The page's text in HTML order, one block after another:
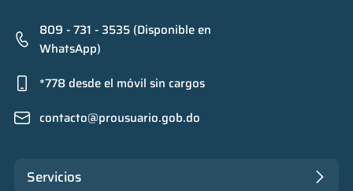
809 - 731 - 3535 (Disponible en
WhatsApp)
*778 desde el móvil sin cargos
contacto@prousuario.gob.do
Servicios